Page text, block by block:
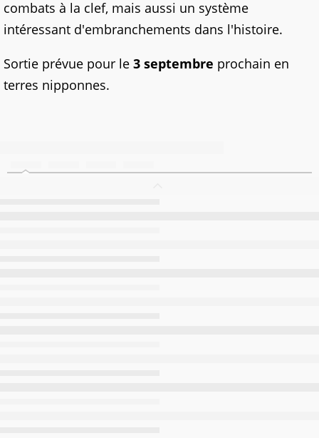
combats à la clef, mais aussi un système
intéressant d'embranchements dans l'histoire.
Sortie prévue pour le 3 septembre prochain en
terres nipponnes.